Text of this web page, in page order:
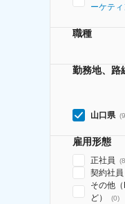
ーケテ
職種
勤務地、路
山口県 (
雇用形態
正社員 (
契約社員
その他
ど）
(0)